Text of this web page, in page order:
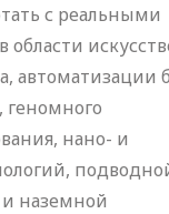
с реальными
области
автоматизации
геномного
нано- и
наземной